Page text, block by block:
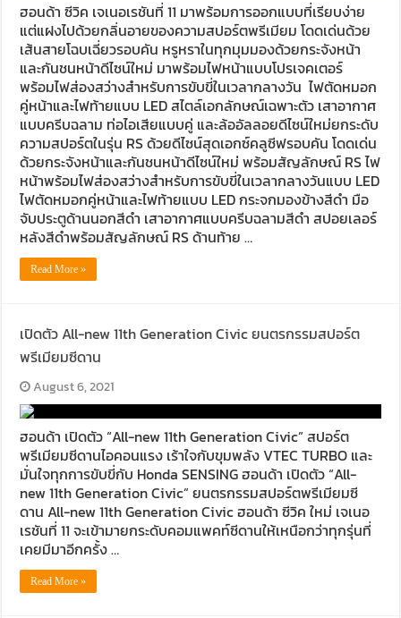
ฮอนด้า ซีวิค เจเนอเรชันที่ 11 มาพร้อมการออกแบบที่เรียบง่าย
แต่แฝงไปด้วยกลิ่นอายของความสปอร์ตพรีเมียม โดดเด่นด้วย
เส้นสายโฉบเฉี่ยวรอบคัน หรูหราในทุกมุมมองด้วยกระจังหน้า
และกันชนหน้าดีไซน์ใหม่ มาพร้อมไฟหน้าแบบโปรเจคเตอร์
พร้อมไฟส่องสว่างสำหรับการขับขี่ในเวลากลางวัน ไฟตัดหมอก
คู่หน้าและไฟท้ายแบบ LED สไตล์เอกลักษณ์เฉพาะตัว เสาอากาศ
แบบครีบฉลาม ท่อไอเสียแบบคู่ และล้ออัลลอยดีไซน์ใหม่ยกระดับ
ความสปอร์ตในรุ่น RS ด้วยดีไซน์สุดเอกซ์คลูซีฟรอบคัน โดดเด่น
ด้วยกระจังหน้าและกันชนหน้าดีไซน์ใหม่ พร้อมสัญลักษณ์ RS ไฟ
หน้าพร้อมไฟส่องสว่างสำหรับการขับขี่ในเวลากลางวันแบบ LED
ไฟตัดหมอกคู่หน้าและไฟท้ายแบบ LED กระจกมองข้างสีดำ มือ
จับประตูด้านนอกสีดำ เสาอากาศแบบครีบฉลามสีดำ สปอยเลอร์
หลังสีดำพร้อมสัญลักษณ์ RS ด้านท้าย …
Read More »
เปิดตัว All-new 11th Generation Civic ยนตรกรรมสปอร์ต
พรีเมียมซีดาน
August 6, 2021
ฮอนด้า เปิดตัว “All-new 11th Generation Civic” สปอร์ต
พรีเมียมซีดานไอคอนแรง เร้าใจกับขุมพลัง VTEC TURBO และ
มั่นใจทุกการขับขี่กับ Honda SENSING ฮอนด้า เปิดตัว “All-
new 11th Generation Civic” ยนตรกรรมสปอร์ตพรีเมียมซี
ดาน All-new 11th Generation Civic ฮอนด้า ซีวิค ใหม่ เจเนอ
เรชันที่ 11 จะเข้ามายกระดับคอมแพคท์ซีดานให้เหนือกว่าทุกรุ่นที่
เคยมีมาอีกครั้ง …
Read More »